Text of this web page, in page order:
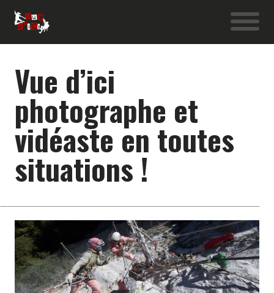
Vue d’ici
photographe et
vidéaste en toutes
situations !